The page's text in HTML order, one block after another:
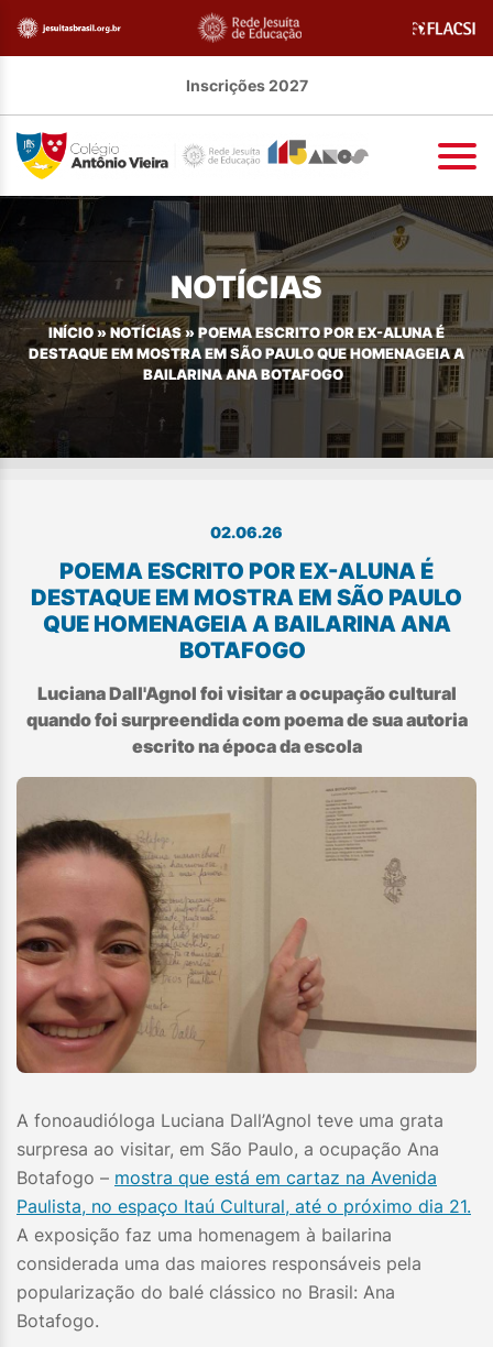
Inscrições 2027
NOTÍCIAS
INÍCIO » NOTÍCIAS» POEMA ESCRITO POR EX-ALUNA É
DESTAQUE EM MOSTRA EM SÃO PAULO QUE HOMENAGEIA A
BAILARINA ANA BOTAFOGO
02.06.26
POEMA ESCRITO POR EX-ALUNA É
DESTAQUE EM MOSTRA EM SÃO PAULO
QUE HOMENAGEIA A BAILARINA ANA
BOTAFOGO
Luciana Dall'Agnol foi visitar a ocupação cultural
quando foi surpreendida com poema de sua autoria
escrito na época da escola
A fonoaudióloga Luciana Dall’Agnol teve uma grata
surpresa ao visitar, em São Paulo, a ocupação Ana
Botafogo – mostra que está em cartaz na Avenida
Paulista, no espaço Itaú Cultural, até o próximo dia 21.
A exposição faz uma homenagem à bailarina
considerada uma das maiores responsáveis pela
popularização do balé clássico no Brasil: Ana
Botafogo.